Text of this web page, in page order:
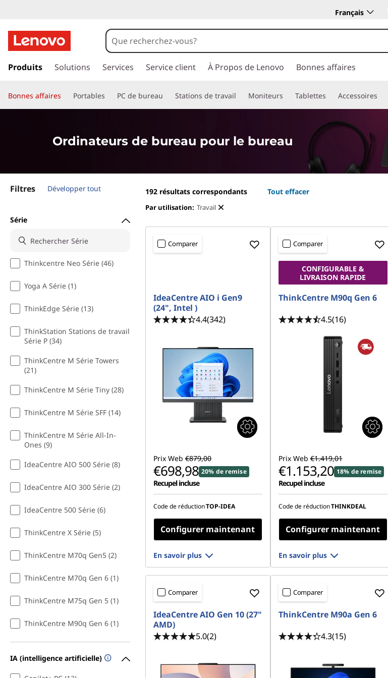
d
n
u
u
u
u
u
Français
a
e
r
e
p
n
c
p
Produits Solutions Services Service client À Propos de Lenovo Bonnes affaires
Bonnes affaires Portables PC de bureau Stations de travail Moniteurs Tablettes Accessoires
Ordinateurs de bureau pour le bureau
Filtres Développer tout
Série
Thinkcentre Neo Série (46)
Yoga A Série (1)
ThinkEdge Série (13)
ThinkStation Stations de travail
Série P (34)
ThinkCentre M Série Towers
(21)
ThinkCentre M Série Tiny (28)
ThinkCentre M Série SFF (14)
ThinkCentre M Série All-In-
Ones (9)
IdeaCentre AIO 500 Série (8)
IdeaCentre AIO 300 Série (2)
IdeaCentre 500 Série (6)
ThinkCentre X Série (5)
ThinkCentre M70q Gen5 (2)
ThinkCentre M70q Gen 6 (1)
ThinkCentre M75q Gen 5 (1)
ThinkCentre M90q Gen 6 (1)
IA (intelligence artificielle)
192 résultats correspondants Tout effacer
Par utilisation: Travail
Comparer
IdeaCentre AIO i Gen9
(24", Intel )
4.4(342)
Prix Web €879,00
€698,98 20% de remise
Recupel incluse
Code de réductionTOP-IDEA
Configurer maintenant
En savoir plus
Comparer
CONFIGURABLE &
LIVRAISON RAPIDE
ThinkCentre M90q Gen 6
4.5(16)
Prix Web €1.419,01
€1.153,20 18% de remise
Recupel incluse
Code de réductionTHINKDEAL
Configurer maintenant
En savoir plus
Comparer
IdeaCentre AIO Gen 10 (27"
AMD)
5.0(2)
Comparer
ThinkCentre M90a Gen 6
4.3(15)